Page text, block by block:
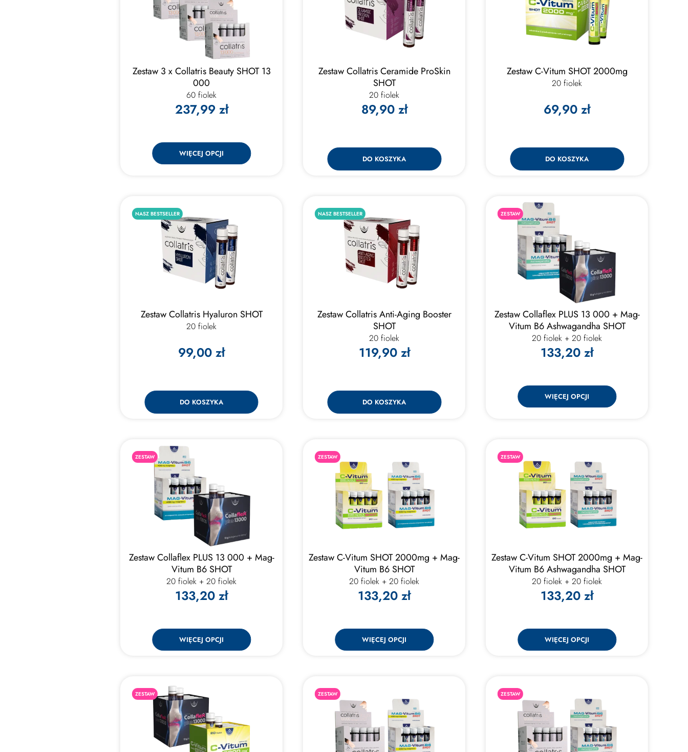
Zestaw 3 x Collatris Beauty SHOT 13
000
60 fiolek
237,99 zł
WIĘCEJ OPCJI
Zestaw Collatris Ceramide ProSkin
SHOT
20 fiolek
89,90 zł
DO KOSZYKA
Zestaw C-Vitum SHOT 2000mg
20 fiolek
69,90 zł
DO KOSZYKA
NASZ BESTSELLER
Zestaw Collatris Hyaluron SHOT
20 fiolek
99,00 zł
DO KOSZYKA
NASZ BESTSELLER
Zestaw Collatris Anti-Aging Booster
SHOT
20 fiolek
119,90 zł
DO KOSZYKA
ZESTAW
Zestaw Collaflex PLUS 13 000 + Mag-
Vitum B6 Ashwagandha SHOT
20 fiolek + 20 fiolek
133,20 zł
WIĘCEJ OPCJI
ZESTAW
Zestaw Collaflex PLUS 13 000 + Mag-
Vitum B6 SHOT
20 fiolek + 20 fiolek
133,20 zł
WIĘCEJ OPCJI
ZESTAW
Zestaw C-Vitum SHOT 2000mg + Mag-
Vitum B6 SHOT
20 fiolek + 20 fiolek
133,20 zł
WIĘCEJ OPCJI
ZESTAW
Zestaw C-Vitum SHOT 2000mg + Mag-
Vitum B6 Ashwagandha SHOT
20 fiolek + 20 fiolek
133,20 zł
WIĘCEJ OPCJI
ZESTAW ZESTAW ZESTAW